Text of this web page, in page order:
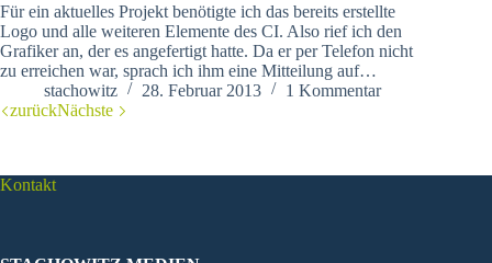
Für ein aktuelles Projekt benötigte ich das bereits erstellte
Logo und alle weiteren Elemente des CI. Also rief ich den
Grafiker an, der es angefertigt hatte. Da er per Telefon nicht
zu erreichen war, sprach ich ihm eine Mitteilung auf…
stachowitz
28. Februar 2013
1 Kommentar
zurückNächste
Kontakt